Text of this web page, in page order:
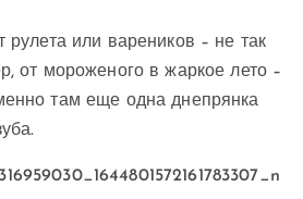
рулета или вареников – не так
от мороженого в жаркое лето –
там еще одна днепрянка